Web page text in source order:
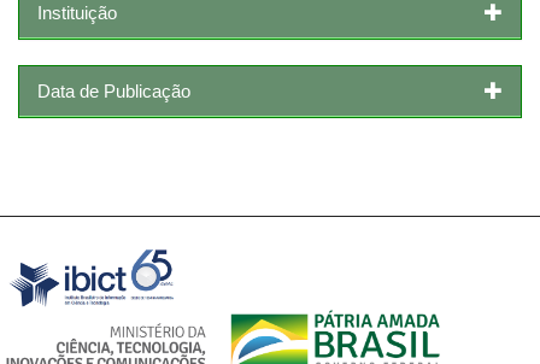
Instituição
Data de Publicação